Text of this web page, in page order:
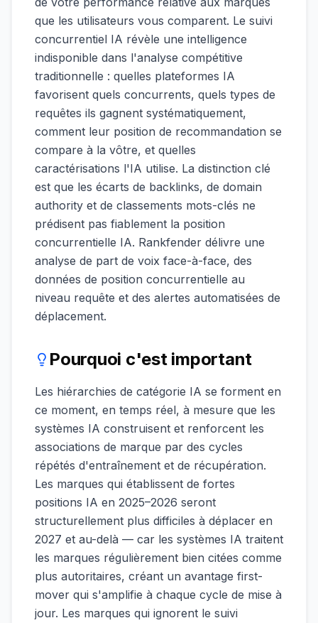
que les utilisateurs vous comparent. Le suivi
concurrentiel IA révèle une intelligence
indisponible dans l'analyse compétitive
traditionnelle : quelles plateformes IA
favorisent quels concurrents, quels types de
requêtes ils gagnent systématiquement,
comment leur position de recommandation se
compare à la vôtre, et quelles
caractérisations l'IA utilise. La distinction clé
est que les écarts de backlinks, de domain
authority et de classements mots-clés ne
prédisent pas fiablement la position
concurrentielle IA. Rankfender délivre une
analyse de part de voix face-à-face, des
données de position concurrentielle au
niveau requête et des alertes automatisées de
déplacement.
Pourquoi c'est important
Les hiérarchies de catégorie IA se forment en
ce moment, en temps réel, à mesure que les
systèmes IA construisent et renforcent les
associations de marque par des cycles
répétés d'entraînement et de récupération.
Les marques qui établissent de fortes
positions IA en 2025–2026 seront
structurellement plus difficiles à déplacer en
2027 et au-delà — car les systèmes IA traitent
les marques régulièrement bien citées comme
plus autoritaires, créant un avantage first-
mover qui s'amplifie à chaque cycle de mise à
jour. Les marques qui ignorent le suivi